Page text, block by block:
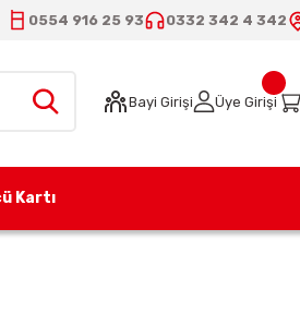
0554 916 25 93 0332 342 4 342
Bayi Girişi Üye Girişi
Kartı